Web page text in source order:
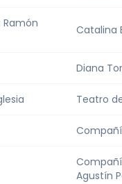
Ramón
Catalina
Diana
Teatro
Agustín